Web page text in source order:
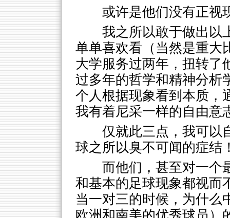
或许是他们没有正视
我之所以敢于做出以
单单喜欢看（当然是重大
大学服务过两年，扭转了
过多年的哲学和精神分析
个人根据现象看到本质，
我有着尼采一样的自由意
仅就此三点，我可以
球之所以臭不可闻的症结
而他们，甚至对一个
和基本的足球现象都视而
当一对三的时候，为什么